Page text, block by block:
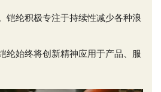
铠纶积极专注于持续性减少各种浪
纶始终将创新精神应用于产品、服